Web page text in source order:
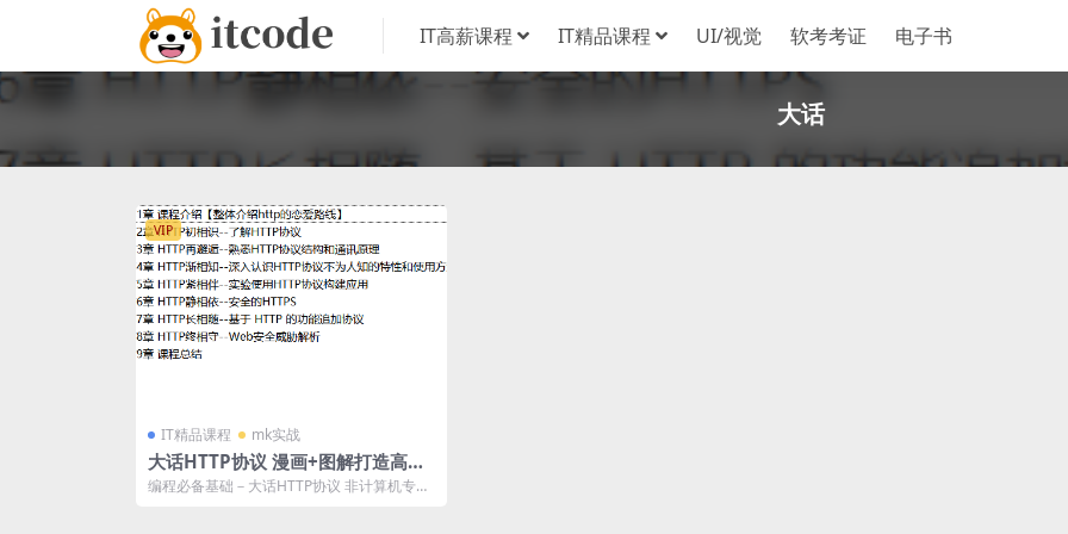
IT高薪课程 IT精品课程 UI/视觉 软考考证 电子书
大话
VIP
IT精品课程 mk实战
大话HTTP协议 漫画+图解打造高中
生也能学会的编程基础课程 | 完结
编程必备基础－大话HTTP协议 非计算机专业